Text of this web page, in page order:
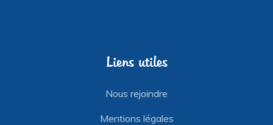
Liens utiles
Nous rejoindre
Mentions légales